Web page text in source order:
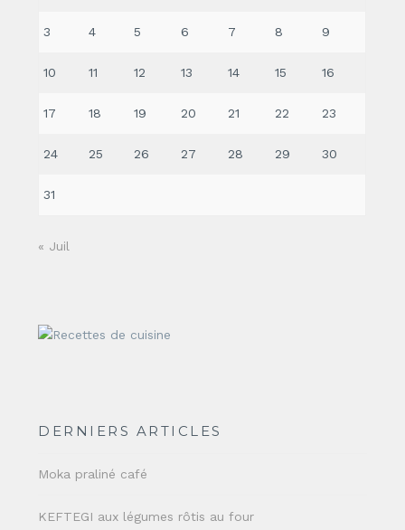
3 4 5 6 7 8 9
10 11 12 13 14 15 16
17 18 19 20 21 22 23
24 25 26 27 28 29 30
31
« Juil
DERNIERS ARTICLES
Moka praliné café
KEFTEGI aux légumes rôtis au four